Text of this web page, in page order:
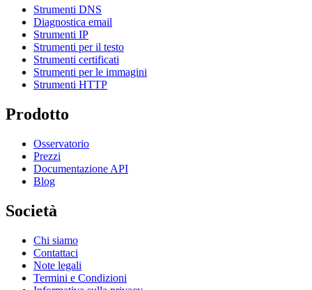
Strumenti DNS
Diagnostica email
Strumenti IP
Strumenti per il testo
Strumenti certificati
Strumenti per le immagini
Strumenti HTTP
Prodotto
Osservatorio
Prezzi
Documentazione API
Blog
Società
Chi siamo
Contattaci
Note legali
Termini e Condizioni